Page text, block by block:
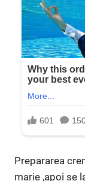
Prepararea
marie ,apoi se